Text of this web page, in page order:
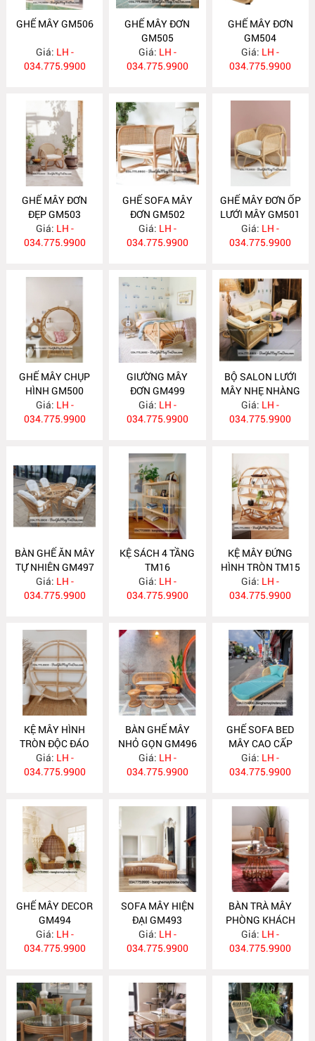
GHẾ MÂY GM506
Giá: LH -
034.775.9900
GHẾ MÂY ĐƠN
GM505
Giá: LH -
034.775.9900
GHẾ MÂY ĐƠN
GM504
Giá: LH -
034.775.9900
GHẾ MÂY ĐƠN
ĐẸP GM503
Giá: LH -
034.775.9900
GHẾ SOFA MÂY
ĐƠN GM502
Giá: LH -
034.775.9900
GHẾ MÂY ĐƠN ỐP
LƯỚI MÂY GM501
Giá: LH -
034.775.9900
GHẾ MÂY CHỤP
HÌNH GM500
Giá: LH -
034.775.9900
GIƯỜNG MÂY
ĐƠN GM499
Giá: LH -
034.775.9900
BỘ SALON LƯỚI
MÂY NHẸ NHÀNG
GM498
Giá: LH -
034.775.9900
BÀN GHẾ ĂN MÂY
TỰ NHIÊN GM497
Giá: LH -
034.775.9900
KỆ SÁCH 4 TẦNG
TM16
Giá: LH -
034.775.9900
KỆ MÂY ĐỨNG
HÌNH TRÒN TM15
Giá: LH -
034.775.9900
KỆ MÂY HÌNH
TRÒN ĐỘC ĐÁO
TM14
Giá: LH -
034.775.9900
BÀN GHẾ MÂY
NHỎ GỌN GM496
Giá: LH -
034.775.9900
GHẾ SOFA BED
MÂY CAO CẤP
GM495
Giá: LH -
034.775.9900
GHẾ MÂY DECOR
GM494
Giá: LH -
034.775.9900
SOFA MÂY HIỆN
ĐẠI GM493
Giá: LH -
034.775.9900
BÀN TRÀ MÂY
PHÒNG KHÁCH
HIỆN ĐẠI BM18
Giá: LH -
034.775.9900